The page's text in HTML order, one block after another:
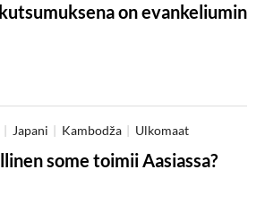
on evankeliumin
Japani Kambodža Ulkomaat
some toimii Aasiassa?